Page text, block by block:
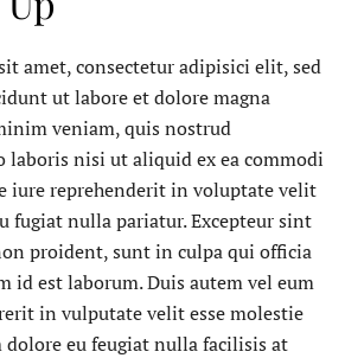
amet, consectetur adipisici elit, sed
ut labore et dolore magna
veniam, quis nostrud
laboris nisi ut aliquid ex ea commodi
iure reprehenderit in voluptate velit
fugiat nulla pariatur. Excepteur sint
proident, sunt in culpa qui officia
id est laborum. Duis autem vel eum
in vulputate velit esse molestie
eu feugiat nulla facilisis at